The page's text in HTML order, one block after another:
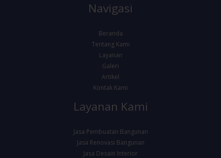
Navigasi
Beranda
Tentang Kami
Layanan
Galeri
Artikel
Kontak Kami
Layanan Kami
Jasa Pembuatan Bangunan
Jasa Renovasi Bangunan
Jasa Desain Interior